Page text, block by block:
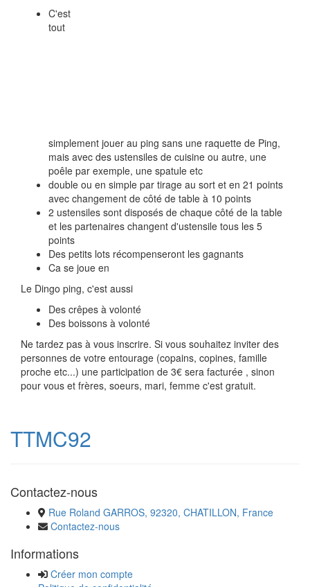
C'est
tout
simplement jouer au ping sans une raquette de Ping,
mais avec des ustensiles de cuisine ou autre, une
poêle par exemple, une spatule etc
double ou en simple par tirage au sort et en 21 points
avec changement de côté de table à 10 points
2 ustensiles sont disposés de chaque côté de la table
et les partenaires changent d'ustensile tous les 5
points
Des petits lots récompenseront les gagnants
Ca se joue en
Le Dingo ping, c'est aussi
Des crêpes à volonté
Des boissons à volonté
Ne tardez pas à vous inscrire. Si vous souhaitez inviter des
personnes de votre entourage (copains, copines, famille
proche etc...) une participation de 3€ sera facturée , sinon
pour vous et frères, soeurs, mari, femme c'est gratuit.
TTMC92
Contactez-nous
Rue Roland GARROS, 92320, CHATILLON, France
Contactez-nous
Informations
Créer mon compte